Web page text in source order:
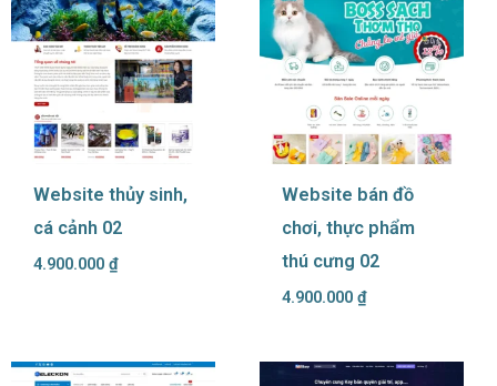
Website thủy sinh,
cá cảnh 02
4.900.000 ₫
Website bán đồ
chơi, thực phẩm
thú cưng 02
4.900.000 ₫